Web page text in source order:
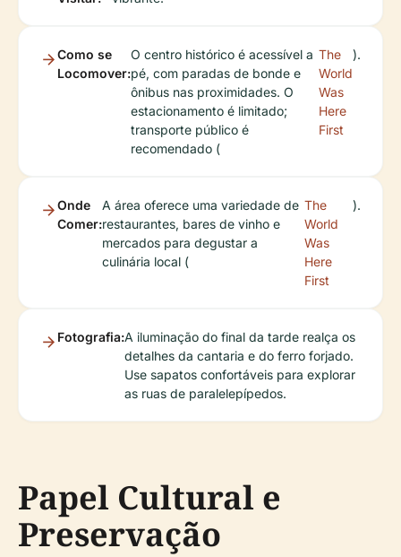
Como se
Locomover:
O centro histórico é acessível a
pé, com paradas de bonde e
ônibus nas proximidades. O
estacionamento é limitado;
transporte público é
recomendado (
The
World
Was
Here
First
).
Onde
Comer:
A área oferece uma variedade de
restaurantes, bares de vinho e
mercados para degustar a
culinária local (
The
World
Was
Here
First
).
Fotografia:A iluminação do final da tarde realça os
detalhes da cantaria e do ferro forjado.
Use sapatos confortáveis para explorar
as ruas de paralelepípedos.
Papel Cultural e
Preservação